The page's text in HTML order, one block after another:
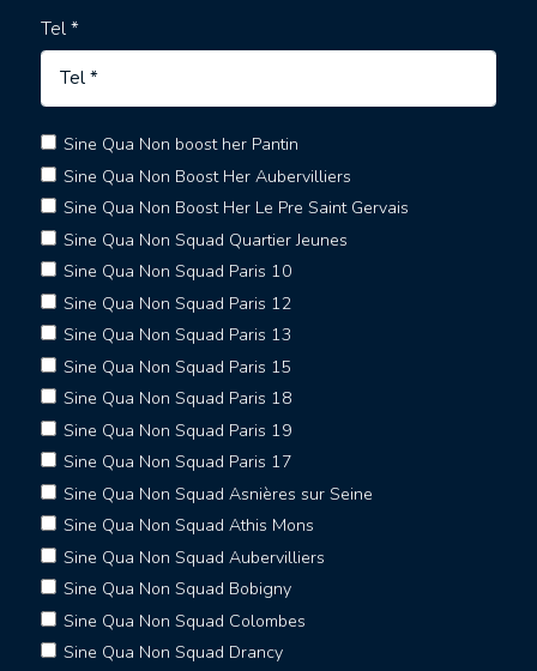
Tel *
Sine Qua Non boost her Pantin
Sine Qua Non Boost Her Aubervilliers
Sine Qua Non Boost Her Le Pre Saint Gervais
Sine Qua Non Squad Quartier Jeunes
Sine Qua Non Squad Paris 10
Sine Qua Non Squad Paris 12
Sine Qua Non Squad Paris 13
Sine Qua Non Squad Paris 15
Sine Qua Non Squad Paris 18
Sine Qua Non Squad Paris 19
Sine Qua Non Squad Paris 17
Sine Qua Non Squad Asnières sur Seine
Sine Qua Non Squad Athis Mons
Sine Qua Non Squad Aubervilliers
Sine Qua Non Squad Bobigny
Sine Qua Non Squad Colombes
Sine Qua Non Squad Drancy